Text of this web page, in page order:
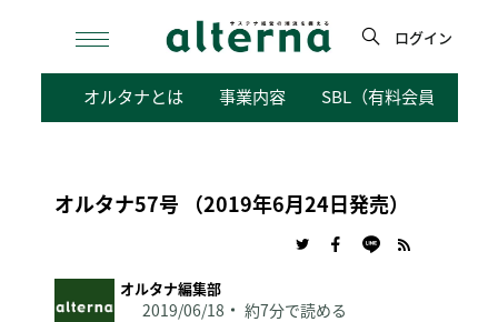
検
ログイン
オルタナとは 事業内容 SBL（有料会員向けサ
オルタナ57号 （2019年6月24日発売）
オルタナ編集部
2019/06/18 約7分で読める